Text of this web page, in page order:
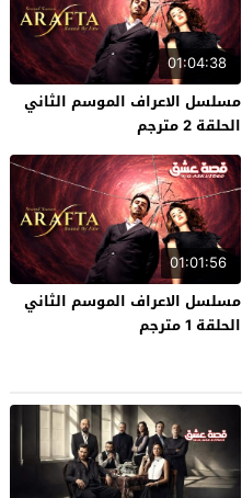
01:04:38
مسلسل الاعراف الموسم الثاني
الحلقة 2 مترجم
01:01:56
مسلسل الاعراف الموسم الثاني
الحلقة 1 مترجم